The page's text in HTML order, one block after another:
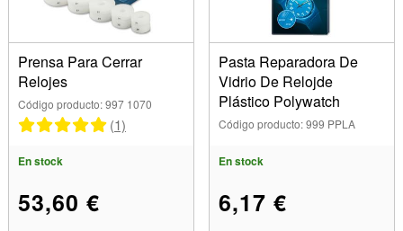
Prensa Para Cerrar
Relojes
Código producto: 997 1070
(1)
En stock
53,60 €
Pasta Reparadora De
Vidrio De Relojde
Plástico Polywatch
Código producto: 999 PPLA
En stock
6,17 €